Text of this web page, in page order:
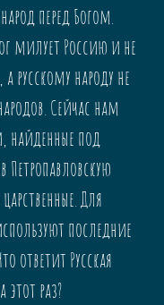
перед Богом.
милует Россию и не
а русскому народу не
Сейчас нам
найденные под
Петропавловскую
Для
последние
ответит Русская
этот раз?